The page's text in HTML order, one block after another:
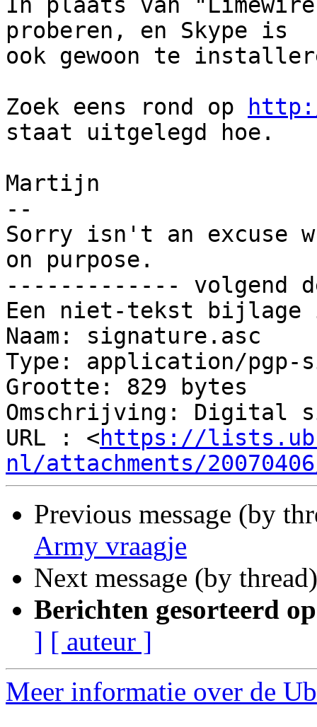
In plaats van
proberen, en Skype is
ook gewoon te
Zoek eens rond op
staat uitgelegd hoe.
Martijn
--
Sorry isn't an excuse
on purpose.
------------- volgend
Een niet-tekst
Naam: signature.asc
Type: application/pgp-
Grootte: 829 bytes
Omschrijving: Digital
URL : <https://
nl/attachments/
Previous message (by
Army vraagje
Next message (by
Berichten gesorteerd
] [ auteur ]
Meer informatie over de